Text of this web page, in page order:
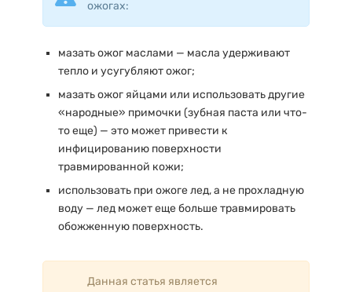
ожогах:
мазать ожог маслами — масла удерживают
тепло и усугубляют ожог;
мазать ожог яйцами или использовать другие
«народные» примочки (зубная паста или что-
то еще) — это может привести к
инфицированию поверхности
травмированной кожи;
использовать при ожоге лед, а не прохладную
воду — лед может еще больше травмировать
обожженную поверхность.
Данная статья является